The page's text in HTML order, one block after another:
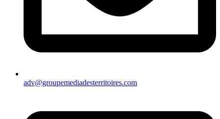
adv@groupemediadesterritoires.com